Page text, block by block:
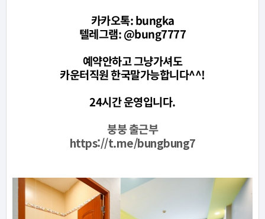
카카오톡: bungka
텔레그램: @bung7777
예약안하고 그냥가셔도
카운터직원 한국말가능합니다^^!
24시간 운영입니다.
붕붕 출근부
https://t.me/bungbung7